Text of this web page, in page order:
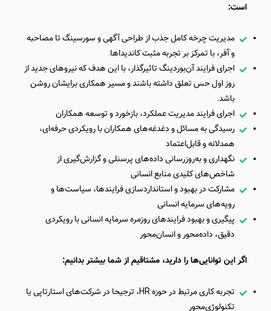
است:
مدیریت چرخه‌ کامل جذب از طراحی آگهی و سورسینگ تا مصاحبه
و آفر، با تمرکز بر تجربه‌ مثبت کاندیداها.
اجرای فرایند آن‌بوردینگ تاثیرگذار، با این هدف که نیروهای جدید از
روز اول حس تعلق داشته باشند و مسیر همکاری برایشان روشن
باشد.
اجرای فرایند مدیریت عملکرد، بازخورد و توسعه‌ همکاران
رسیدگی به مسائل و دغدغه‌های همکاران با رویکردی حرفه‌ای،
همدلانه و قابل‌اعتماد
نگهداری و به‌روزرسانی داده‌های پرسنلی و گزارش‌گیری از
شاخص‌های کلیدی منابع انسانی
مشارکت در بهبود و استانداردسازی فرایندها، سیاست‌ها و
رویه‌های سرمایه انسانی
پیگیری و بهبود فرایندهای روزمره سرمایه انسانی با رویکردی
دقیق، داده‌محور و انسان‌محور
اگر این توانایی‌ها را دارید، مشتاقیم از شما بیشتر بدانیم:
تجربه کاری مرتبط در حوزه HR، ترجیحا در شرکت‌های استارتاپی یا
تکنولوژی‌محور